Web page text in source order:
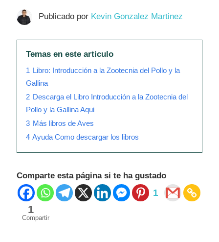
Publicado por Kevin Gonzalez Martinez
Temas en este articulo
1 Libro: Introducción a la Zootecnia del Pollo y la
Gallina
2 Descarga el Libro Introducción a la Zootecnia del
Pollo y la Gallina Aqui
3 Más libros de Aves
4 Ayuda Como descargar los libros
Comparte esta página si te ha gustado
1
1
Compartir